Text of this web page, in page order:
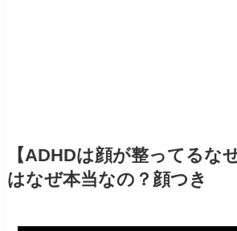
【ADHDは顔が整ってるな
はなぜ本当なの？顔つき